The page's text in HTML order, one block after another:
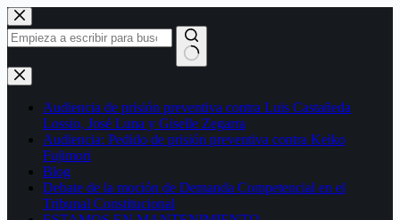
Saltar
al
contenido
Sin
resultados
Audiencia de prisión preventiva contra Luis Castañeda
Lossio, José Luna y Giselle Zegarra
Audiencia: Pedido de prisión preventiva contra Keiko
Fujimori
Blog
Debate de la moción de Demanda Competencial en el
Tribunal Constitucional